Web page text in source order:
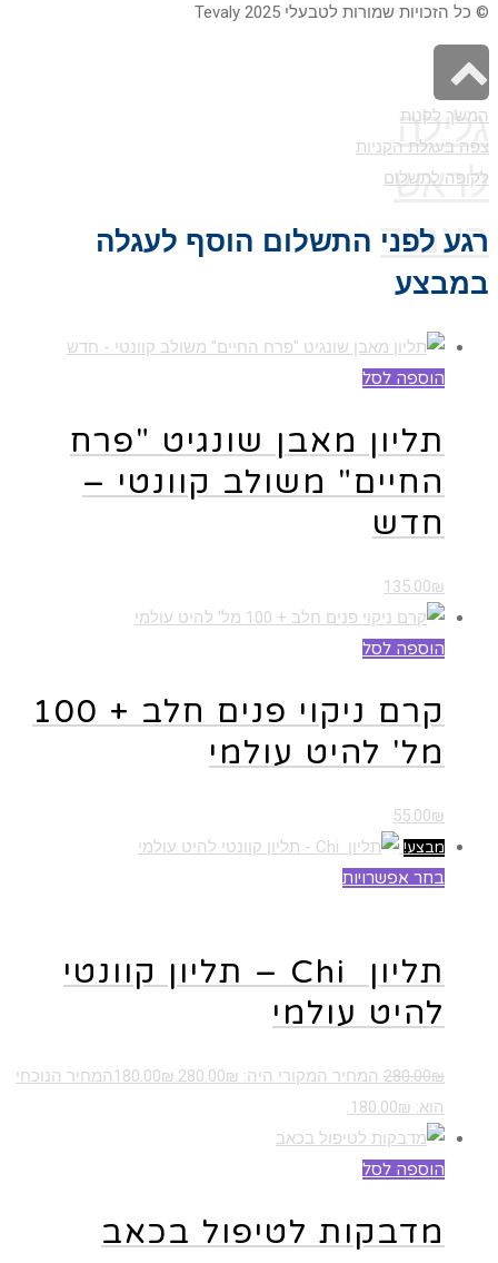
© כל הזכויות שמורות לטבעלי 2025 Tevaly
גלילה
לראש
העמוד
המשך לקנות
צפה בעגלת הקניות
לקופה לתשלום
רגע לפני התשלום הוסף לעגלה
במבצע
הוספה לסל
תליון מאבן שונגיט "פרח
החיים" משולב קוונטי –
חדש
135.00₪
הוספה לסל
קרם ניקוי פנים חלב + 100
מל' להיט עולמי
55.00₪
מבצע!
בחר אפשרויות
תליון Chi – תליון קוונטי
להיט עולמי
280.00₪ המחיר המקורי היה: 280.00₪. 180.00₪
המחיר הנוכחי
הוא: 180.00₪.
הוספה לסל
מדבקות לטיפול בכאב